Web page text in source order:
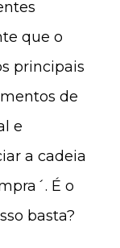
que o
principais
de
e
a cadeia
É o
basta?